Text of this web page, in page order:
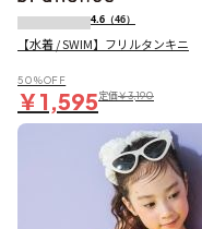
4.6 （46）
【水着 / SWIM】フリルタンキニ
50％OFF
￥1,595定価￥3,190